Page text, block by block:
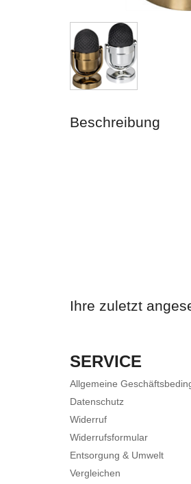
Beschreibung
Ihre zuletzt
SERVICE
Allgemeine
Datenschutz
Widerruf
Widerrufsformular
Entsorgung & Umwelt
Vergleichen